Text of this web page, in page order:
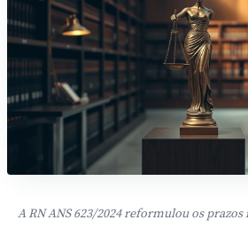
A RN ANS 623/2024 reformulou os